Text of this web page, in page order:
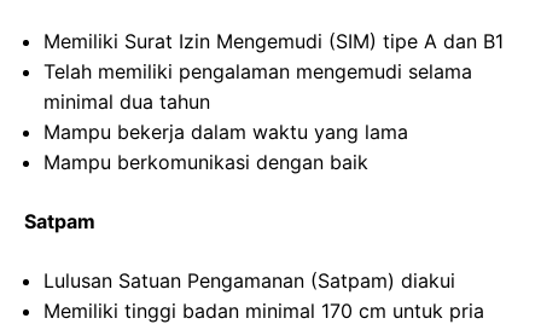
Memiliki Surat Izin Mengemudi (SIM) tipe A dan B1
Telah memiliki pengalaman mengemudi selama
minimal dua tahun
Mampu bekerja dalam waktu yang lama
Mampu berkomunikasi dengan baik
Satpam
Lulusan Satuan Pengamanan (Satpam) diakui
Memiliki tinggi badan minimal 170 cm untuk pria